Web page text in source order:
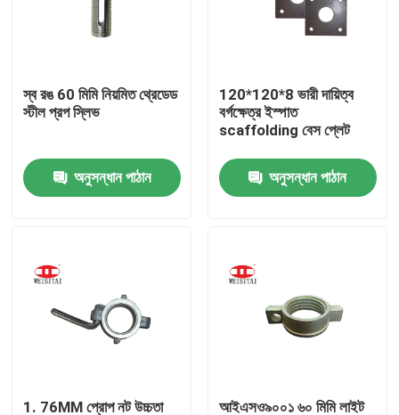
আমাদের সম্পর্কে
মান নিয়ন্ত্রণ
যোগাযোগ করুন
ইস্পাত ভারা পার্টস
ফ্রেম ভারা পার্টস
স্ব রঙ 60 মিমি নিয়মিত থ্রেডেড
স্টীল প্রপ স্লিভ
অনুসন্ধান পাঠান
120*120*8 ভারী দায়িত্ব
বর্গক্ষেত্র ইস্পাত
scaffolding বেস প্লেট
অনুসন্ধান পাঠান
1. 76MM প্রোপ নট উচ্চতা আইএসও৯০০১ ৬০ মিমি লাইট